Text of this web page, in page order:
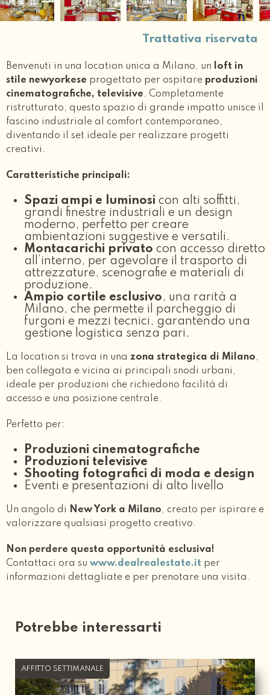
Trattativa riservata
Benvenuti in una location unica a Milano, un loft in
stile newyorkese progettato per ospitare produzioni
cinematografiche, televisive. Completamente
ristrutturato, questo spazio di grande impatto unisce il
fascino industriale al comfort contemporaneo,
diventando il set ideale per realizzare progetti
creativi.
Caratteristiche principali:
Spazi ampi e luminosi con alti soffitti,
grandi finestre industriali e un design
moderno, perfetto per creare
ambientazioni suggestive e versatili.
Montacarichi privato con accesso diretto
all’interno, per agevolare il trasporto di
attrezzature, scenografie e materiali di
produzione.
Ampio cortile esclusivo, una rarità a
Milano, che permette il parcheggio di
furgoni e mezzi tecnici, garantendo una
gestione logistica senza pari.
La location si trova in una zona strategica di Milano,
ben collegata e vicina ai principali snodi urbani,
ideale per produzioni che richiedono facilità di
accesso e una posizione centrale.
Perfetto per:
Produzioni cinematografiche
Produzioni televisive
Shooting fotografici di moda e design
Eventi e presentazioni di alto livello
Un angolo di New York a Milano, creato per ispirare e
valorizzare qualsiasi progetto creativo.
Non perdere questa opportunità esclusiva!
Contattaci ora su www.dealrealestate.it per
informazioni dettagliate e per prenotare una visita.
Potrebbe interessarti
AFFITTO SETTIMANALE